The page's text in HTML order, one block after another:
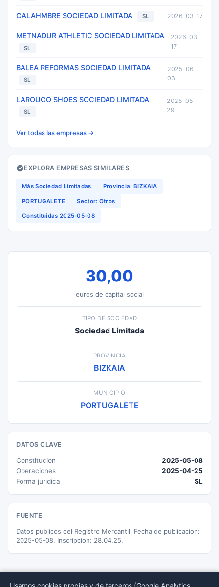
CALAHMBRE SOCIEDAD LIMITADA SL 2026-03-17
METNADUR ATHLETIC SOCIEDAD LIMITADA
SL
2026-03-
17
BALEA REFORMAS SOCIEDAD LIMITADA
SL
2025-06-
03
LAROUCO SHOES SOCIEDAD LIMITADA
SL
2025-05-
29
Ver todas las empresas →
EXPLORA EMPRESAS SIMILARES
Más Sociedad Limitadas Provincia: BIZKAIA
PORTUGALETE Sector: Otros
Constituidas 2025-05-08
30,00
euros de capital social
TIPO DE SOCIEDAD
Sociedad Limitada
PROVINCIA
BIZKAIA
MUNICIPIO
PORTUGALETE
DATOS CLAVE
Constitucion
2025-05-08
Operaciones
2025-04-25
Forma juridica
SL
FUENTE
Datos publicos del Registro Mercantil. Fecha de publicacion:
2025-05-08. Inscripcion: 28.04.25.
Usamos cookies propias y de terceros (Google Analytics,